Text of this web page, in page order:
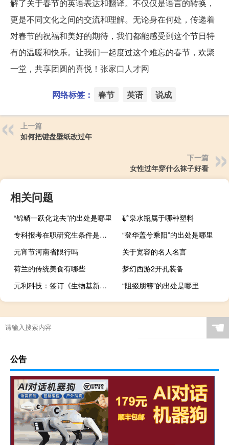
解了关于春节的英语表达和翻译。不仅仅是语言的转换，
更是不同文化之间的交流和理解。无论身在何处，传递着
对春节的祝福和美好的期待，我们都能感受到这个节日特
有的温暖和快乐。让我们一起度过这个难忘的春节，欢聚
一堂，共享团圆的喜悦！ 张家口人才网
网络标签： 春节 英语 说成
上一篇
如何把键盘壁纸改过年
下一篇
女性过年穿什么袜子好看
相关问题
“锦鳞一跃化龙去”的出处是哪里
矿泉水瓶属于哪种塑料
专科报考在职研究生条件是什么
“登华盖兮乘阳”的出处是哪里
元宵节河南省限行吗
关于宽容的名人名言
荷兰的传统美食有哪些
梦幻西游2开孔装备
元利科技：签订《生物基新材料项目投资协议》
“阻缀朋簪”的出处是哪里
☚
公告